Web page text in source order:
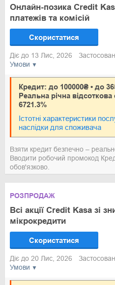
Умови
Онлайн-позика Credit
платежів та комісій
Скористатися
Діє до 13 Лис, 2026
Кредит: до 100000₴ • до
Реальна річна відсоткова
6721.3%
Істотні характеристики
наслідки для споживача
Взяти кредит безпечно –
Вводити робочий промокод
обов'язково.
Умови
РОЗПРОДАЖ
Всі акції Credit Kasa зі
мікрокредити
Скористатися
Діє до 20 Лис, 2026